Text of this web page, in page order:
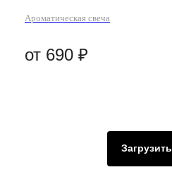
Ароматическая свеча
от 690 ₽